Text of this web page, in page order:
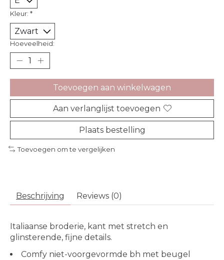
Kleur: *
Hoeveelheid:
Toevoegen aan winkelwagen
Aan verlanglijst toevoegen
Plaats bestelling
Toevoegen om te vergelijken
Beschrijving Reviews (0)
Italiaanse broderie, kant met stretch en
glinsterende, fijne details.
Comfy niet-voorgevormde bh met beugel